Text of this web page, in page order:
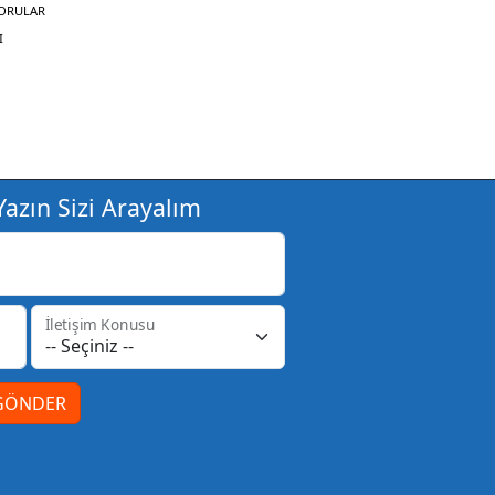
Sizi Arayalım
İletişim Konusu